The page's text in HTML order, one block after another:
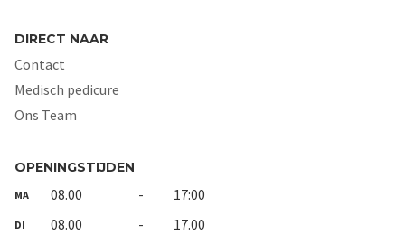
DIRECT NAAR
Contact
Medisch pedicure
Ons Team
OPENINGSTIJDEN
MA 08.00 - 17:00
DI 08.00 - 17.00